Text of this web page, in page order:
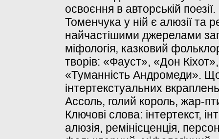
освоєння в авторській
Томенчука у ній є алюзії та
найчастішими джерелами
міфологія, казковий
творів: «Фауст», «Дон
«Туманність Андромеди».
інтертекстуальних
Ассоль, голий король, жар-
Ключові слова: інтертекст,
алюзія, ремінісценція,